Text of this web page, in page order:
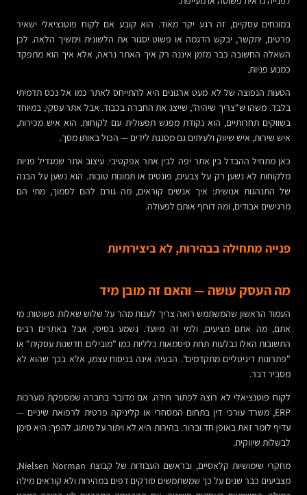
במונחים עסקיים, זה רגע יקר מאוד. הוא קובע אם לקוח פוטנציאלי ישאיר
פרטים, יתקשר, יבקש הדגמה או פשוט יסגור את הלשונית וימשיך הלאה. לכן
השאלה החשובה כבר מזמן איננה רק איך האתר נראה, אלא איך הוא מתפקד
כמנוע פניות.
הטעות הנפוצה של לא מעט ארגונים היא להתייחס לאתר כמו אל נכס תדמיתי
בלבד. משהו ש"צריך שיהיה", שייצג את החברה בכבוד. אבל אתר עסקי, במיוחד
בשווקים תחרותיים, הוא נקודת מפגש תפעולית עם לקוחות. הוא איש מכירות,
איש שירות, איש שיווק ולעיתים גם מסננת לידים — הכול באותו מסך.
כאן מתחיל ההבדל בין אתר יפה לבין אתר אפקטיבי. עיצוב אתר שמגדיל פניות
מלקוחות לא נשען רק על צבעים, פונטים או תמונות טובות. הוא נשען על הבנה
של התנהגות אנושית: איך אנשים קוראים, מה גורם להם לסמוך, מתי הם
מרגישים אבודים, ומה דוחף אותם לפעולה.
פנייה מתחילה בבהירות, לא ביצירתיות
מה העסק עושה — והאם זה מובן מיד
העמוד הראשון שהמשתמש רואה צריך לענות מהר על שלוש שאלות פשוטות: מי
אתם, מה אתם מציעים, ולמי זה מיועד. נשמע בסיסי, אבל באתרים רבים
התשובות האלו נבלעות תחת סיסמאות כלליות כמו "מובילים חדשנות עסקית" או
"פתרונות דיגיטליים מתקדמים". הבעיה אינה בניסוח עצמו, אלא בכך שהוא לא
מסביר דבר.
לקוח פוטנציאלי לא רוצה לפתור חידה. אם מדובר בחברה שמספקת מערכות
ERP, משרד עורכי דין בתחום המסחרי או קליניקה פרטית לרפואת שיניים —
עדיף לומר זאת באופן חד וברור. בהירות היא לא ויתור על מיתוג. להפך: היא סימן
לבשלות שיווקית.
מחקרי שימושיות קלאסיים, ובראשם העבודות של קבוצת Nielsen Norman,
מצביעים כבר שנים על כך שמשתמשים סורקים דפים במהירות ולא קוראים מילה